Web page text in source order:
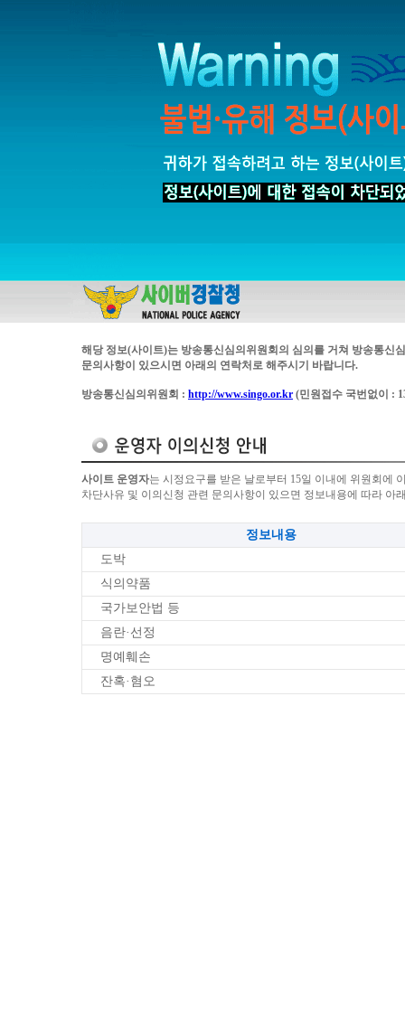
해당 정보(사이트)는 방송통신심의위원회의 심의를 거쳐 방송통신
문의사항이 있으시면 아래의 연락처로 해주시기 바랍니다.
방송통신심의위원회 : http://www.singo.or.kr (민원접수 국번없이 :
사이트 운영자는 시정요구를 받은 날로부터 15일 이내에 위원회에
차단사유 및 이의신청 관련 문의사항이 있으면 정보내용에 따라 아
정보내용
도박
식의약품
국가보안법 등
음란·선정
명예훼손
잔혹·혐오